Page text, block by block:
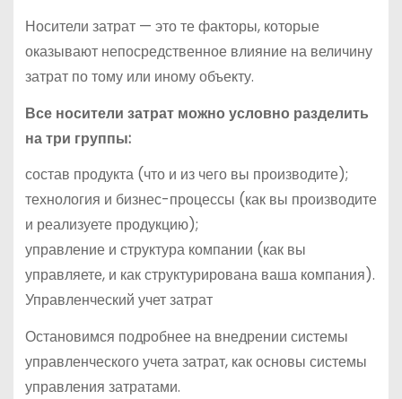
Носители затрат — это те факторы, которые
оказывают непосредственное влияние на величину
затрат по тому или иному объекту.
Все носители затрат можно условно разделить
на три группы:
состав продукта (что и из чего вы производите);
технология и бизнес-процессы (как вы производите
и реализуете продукцию);
управление и структура компании (как вы
управляете, и как структурирована ваша компания).
Управленческий учет затрат
Остановимся подробнее на внедрении системы
управленческого учета затрат, как основы системы
управления затратами.